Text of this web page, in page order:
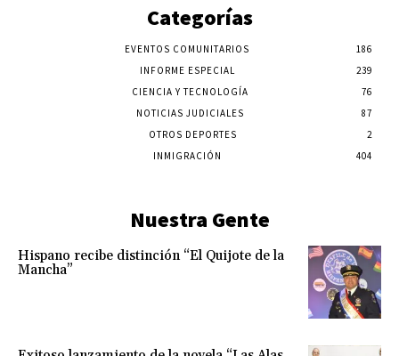
Categorías
EVENTOS COMUNITARIOS
186
INFORME ESPECIAL
239
CIENCIA Y TECNOLOGÍA
76
NOTICIAS JUDICIALES
87
OTROS DEPORTES
2
INMIGRACIÓN
404
Nuestra Gente
Hispano recibe distinción “El Quijote de la
Mancha”